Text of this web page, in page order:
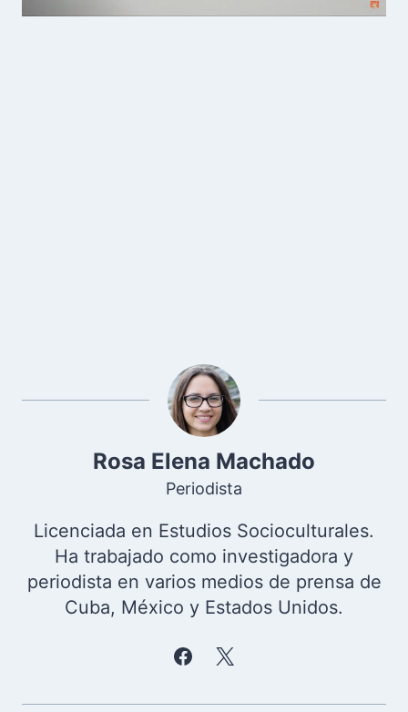
Rosa Elena Machado
Periodista
Licenciada en Estudios Socioculturales.
Ha trabajado como investigadora y
periodista en varios medios de prensa de
Cuba, México y Estados Unidos.